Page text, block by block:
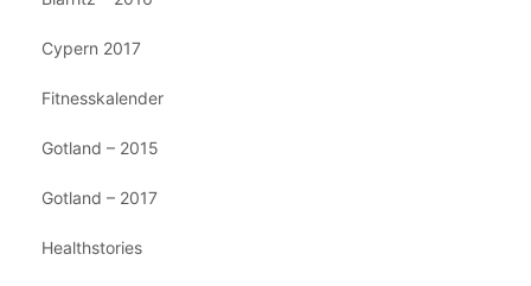
Cypern 2017
Fitnesskalender
Gotland – 2015
Gotland – 2017
Healthstories